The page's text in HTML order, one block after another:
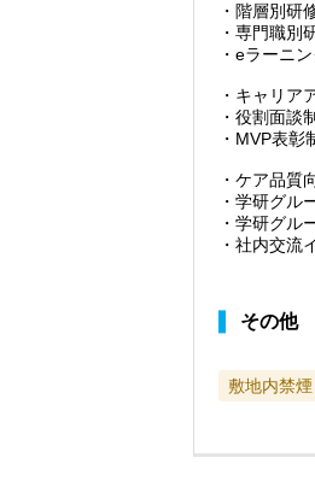
・階層別研
・専門職別
・eラーニ
・キャリア
・役割面談
・MVP表彰
・ケア品質
・学研グル
・学研グル
・社内交流
その他
敷地内禁煙